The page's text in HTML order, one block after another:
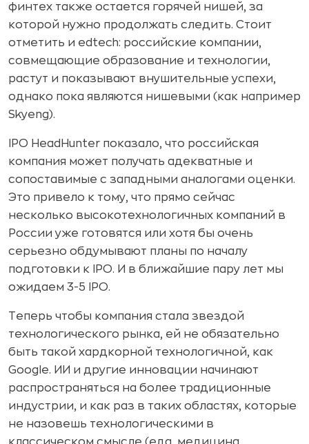
финтех также остается горячей нишей, за
которой нужно продолжать следить. Стоит
отметить и edtech: российские компании,
совмещающие образование и технологии,
растут и показывают внушительные успехи,
однако пока являются нишевыми (как например
Skyeng).
IPO HeadHunter показало, что российская
компания может получать адекватные и
сопоставимые с западными аналогами оценки.
Это привело к тому, что прямо сейчас
несколько высокотехнологичных компаний в
России уже готовятся или хотя бы очень
серьезно обдумывают планы по началу
подготовки к IPO. И в ближайшие пару лет мы
ожидаем 3-5 IPO.
Теперь чтобы компания стала звездой
технологического рынка, ей не обязательно
быть такой хардкорной технологичной, как
Google. ИИ и другие инновации начинают
распространяться на более традиционные
индустрии, и как раз в таких областях, которые
не назовешь технологическими в